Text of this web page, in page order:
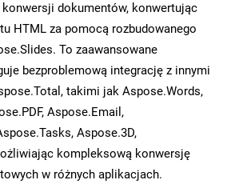
dokumentów, konwertując
HTML za pomocą rozbudowanego
To zaawansowane
bezproblemową integrację z innymi
takimi jak Aspose.Words,
Aspose.Email,
Aspose.3D,
kompleksową konwersję
w różnych aplikacjach.